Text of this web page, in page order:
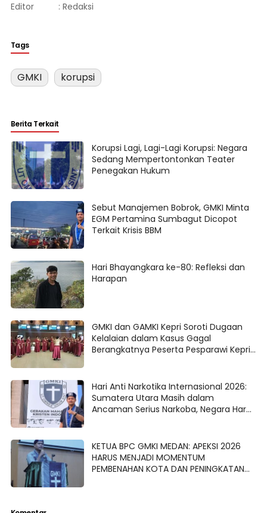
Editor
: Redaksi
Tags
GMKI korupsi
Berita Terkait
Korupsi Lagi, Lagi-Lagi Korupsi: Negara
Sedang Mempertontonkan Teater
Penegakan Hukum
​Sebut Manajemen Bobrok, GMKI Minta
EGM Pertamina Sumbagut Dicopot
Terkait Krisis BBM
Hari Bhayangkara ke-80: Refleksi dan
Harapan
GMKI dan GAMKI Kepri Soroti Dugaan
Kelalaian dalam Kasus Gagal
Berangkatnya Peserta Pesparawi Kepri
Hari Anti Narkotika Internasional 2026:
Sumatera Utara Masih dalam
Ancaman Serius Narkoba, Negara Harus
KETUA BPC GMKI MEDAN: APEKSI 2026
HARUS MENJADI MOMENTUM
PEMBENAHAN KOTA DAN PENINGKATAN